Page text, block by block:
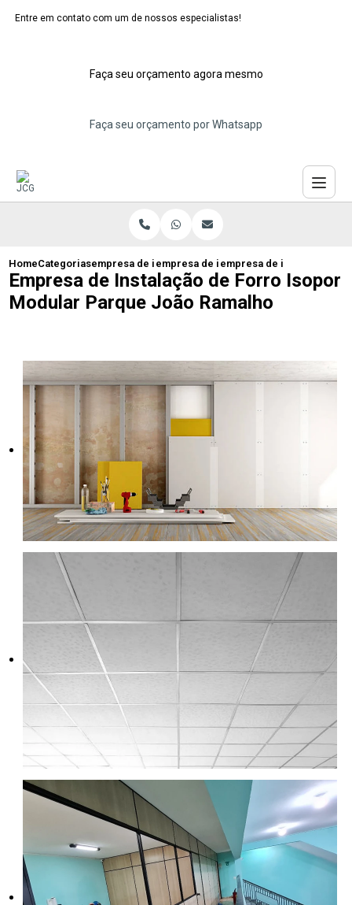
Entre em contato com um de nossos especialistas!
Faça seu orçamento agora mesmo
Faça seu orçamento por Whatsapp
HomeCategoriasempresa de instalacao de forro isopor
empresa de instalacao de forro de
empresa de instalacao de
Empresa de Instalação de Forro Isopor
Modular Parque João Ramalho